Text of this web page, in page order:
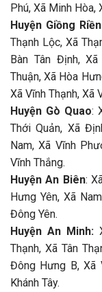
Phú, Xã Minh Hòa,
Huyện Giồng
Thạnh Lộc, Xã
Bàn Tân Định,
Thuận, Xã Hòa
Xã Vĩnh Thạnh, Xã
Huyện Gò Quao:
Thới Quản, Xã
Nam, Xã Vĩnh
Vĩnh Thắng.
Huyện An Biên:
Hưng Yên, Xã
Đông Yên.
Huyện An Minh:
Thạnh, Xã Tân
Đông Hưng B, Xã
Khánh Tây.